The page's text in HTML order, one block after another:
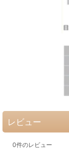
レビュー
0件のレビュー